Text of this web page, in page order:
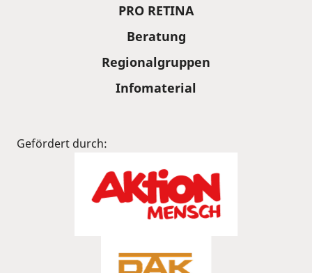
PRO RETINA
Beratung
Regionalgruppen
Infomaterial
Gefördert durch: